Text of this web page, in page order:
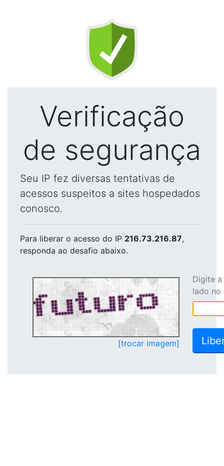
Verificação
de segurança
Seu IP fez diversas tentativas de
acessos suspeitos a sites hospedados
conosco.
Para liberar o acesso do IP 216.73.216.87,
responda ao desafio abaixo.
[trocar imagem]
Digite
lado no